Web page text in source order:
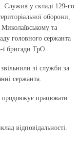
Служив у складі 129-го
оборони,
та
головного сержанта
ї бригади ТрО.
зі служби за
сержанта.
продовжує працювати
відповідальності.